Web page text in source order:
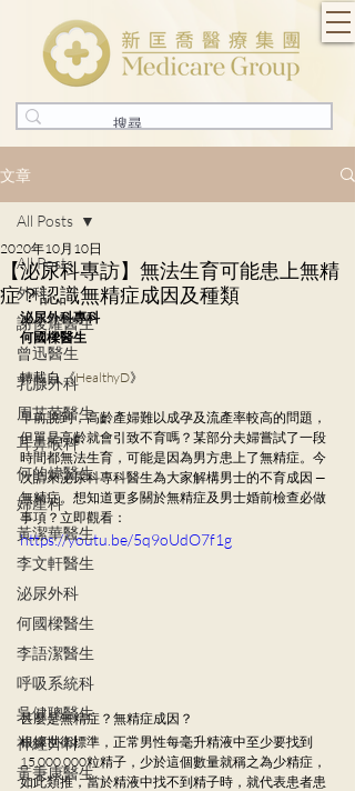
文章
All Posts
外科
謝俊耀醫生
曾迅醫生
乳腺外科
周芷茵醫生
耳鼻喉科
何的煒醫生
婦產科
黃潔華醫生
李文軒醫生
泌尿外科
何國樑醫生
李語潔醫生
呼吸系統科
吳健聰醫生
神經外科
黃秉康醫生
All Posts
【泌尿科專訪】無法生育可能患上無精
症？認識無精症成因及種類
2020年10月10日
泌尿外科專科
何國樑醫生
轉載自 《HealthyD》
早前說到，高齡產婦難以成孕及流產率較高的問題，
但單是高齡就會引致不育嗎？某部分夫婦嘗試了一段
時間都無法生育，可能是因為男方患上了無精症。今
次請來泌尿科專科醫生為大家解構男士的不育成因 —
無精症。想知道更多關於無精症及男士婚前檢查必做
事項？立即觀看：
https://youtu.be/5q9oUdO7f1g
甚麼是無精症？無精症成因？
根據世衛標準，正常男性每毫升精液中至少要找到
15,000,000粒精子，少於這個數量就稱之為少精症，
如此類推，當於精液中找不到精子時，就代表患者患